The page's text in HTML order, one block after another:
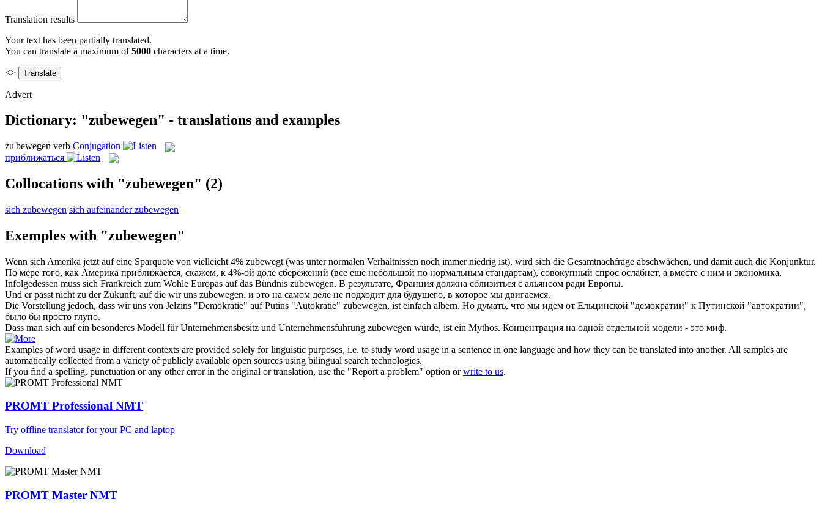
Translation results
Your text has been partially translated.
You can translate a maximum of5000 characters at a time.
<>
Advert
Dictionary: "zubewegen" - translations and examples
zu|bewegen verb Conjugation
приближаться
Collocations with "zubewegen" (2)
sich zubewegen sich aufeinander zubewegen
Exemples with "zubewegen"
Wenn sich Amerika jetzt auf eine Sparquote von vielleicht 4% zubewegt (was unter normalen Verhältnissen noch immer niedrig ist), wird sich die Gesamtnachfrage abschwächen, und damit auch die Konjunktur.
По мере того, как Америка приближается, скажем, к 4%-ой доле сбережений (все еще небольшой по нормальным стандартам), совокупный спрос ослабнет, а вместе с ним и экономика.
Infolgedessen muss sich Frankreich zum Wohle Europas auf das Bündnis zubewegen. В результате, Франция должна сблизиться с альянсом ради Европы.
Und er passt nicht zu der Zukunft, auf die wir uns zubewegen. и это на самом деле не подходит для будущего, в которое мы двигаемся.
Die Vorstellung jedoch, dass wir uns von Jelzins "Demokratie" auf Putins "Autokratie" zubewegen, ist einfach albern. Но думать, что мы идем от Ельцинской "демократии" к Путинской "автократии",
было бы просто глупо.
Dass man sich auf ein besonderes Modell für Unternehmensbesitz und Unternehmensführung zubewegen würde, ist ein Mythos. Концентрация на одной отдельной модели - это миф.
Examples of word usage in different contexts are provided solely for linguistic purposes, i.e. to study word usage in a sentence in one language and how they can be translated into another. All samples are
automatically collected from a variety of publicly available open sources using bilingual search technologies.
If you find a spelling, punctuation or any other error in the original or translation, use the "Report a problem" option orwrite to us.
PROMT Professional NMT
Try offline translator for your PC and laptop
Download
PROMT Master NMT